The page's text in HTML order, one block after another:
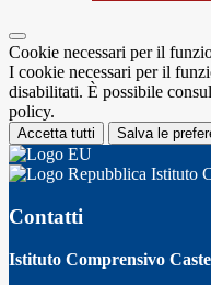
Cookie necessari per il
I cookie necessari per il
disabilitati. È possibile
policy.
Accetta tutti Salva le
Istituto
Contatti
Istituto Comprensivo